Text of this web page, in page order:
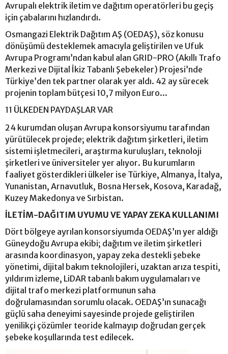
Avrupalı elektrik iletim ve dağıtım operatörleri bu geçiş
için çabalarını hızlandırdı.
Osmangazi Elektrik Dağıtım AŞ (OEDAŞ), söz konusu
dönüşümü desteklemek amacıyla geliştirilen ve Ufuk
Avrupa Programı’ndan kabul alan GRID-PRO (Akıllı Trafo
Merkezi ve Dijital İkiz Tabanlı Şebekeler) Projesi’nde
Türkiye’den tek partner olarak yer aldı. 42 ay sürecek
projenin toplam bütçesi 10,7 milyon Euro...
11 ÜLKEDEN PAYDAŞLAR VAR
24 kurumdan oluşan Avrupa konsorsiyumu tarafından
yürütülecek projede; elektrik dağıtım şirketleri, iletim
sistemi işletmecileri, araştırma kuruluşları, teknoloji
şirketleri ve üniversiteler yer alıyor. Bu kurumların
faaliyet gösterdikleri ülkeler ise Türkiye, Almanya, İtalya,
Yunanistan, Arnavutluk, Bosna Hersek, Kosova, Karadağ,
Kuzey Makedonya ve Sırbistan.
İLETİM-DAĞITIM UYUMU VE YAPAY ZEKA KULLANIMI
Dört bölgeye ayrılan konsorsiyumda OEDAŞ’ın yer aldığı
Güneydoğu Avrupa ekibi; dağıtım ve iletim şirketleri
arasında koordinasyon, yapay zeka destekli şebeke
yönetimi, dijital bakım teknolojileri, uzaktan arıza tespiti,
yıldırım izleme, LiDAR tabanlı bakım uygulamaları ve
dijital trafo merkezi platformunun saha
doğrulamasından sorumlu olacak. OEDAŞ’ın sunacağı
güçlü saha deneyimi sayesinde projede geliştirilen
yenilikçi çözümler teoride kalmayıp doğrudan gerçek
şebeke koşullarında test edilecek.